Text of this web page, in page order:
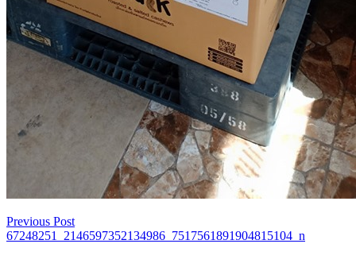
เมนู
Previous Post
67248251_2146597352134986_7517561891904815104_n